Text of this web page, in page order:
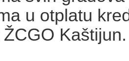
u otplatu
Kaštijun.